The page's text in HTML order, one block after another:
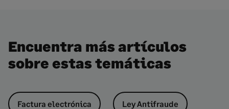
Encuentra más artículos
sobre estas temáticas
Factura electrónica Ley Antifraude